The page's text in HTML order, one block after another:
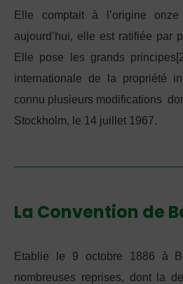
Elle comptait à l’origine
aujourd’hui, elle est ratifiée par
Elle pose les grands
internationale de la propriété
connu plusieurs modifications
Stockholm, le 14 juillet 1967.
La Convention de
Etablie le 9 octobre 1886 à
nombreuses reprises, dont la